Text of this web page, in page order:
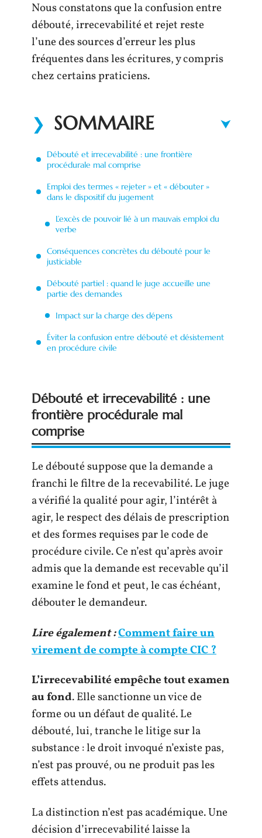
Nous constatons que la confusion entre
débouté, irrecevabilité et rejet reste
l’une des sources d’erreur les plus
fréquentes dans les écritures, y compris
chez certains praticiens.
SOMMAIRE
Débouté et irrecevabilité : une frontière
procédurale mal comprise
Emploi des termes « rejeter » et « débouter »
dans le dispositif du jugement
L’excès de pouvoir lié à un mauvais emploi du
verbe
Conséquences concrètes du débouté pour le
justiciable
Débouté partiel : quand le juge accueille une
partie des demandes
Impact sur la charge des dépens
Éviter la confusion entre débouté et désistement
en procédure civile
Débouté et irrecevabilité : une
frontière procédurale mal
comprise
Le débouté suppose que la demande a
franchi le filtre de la recevabilité. Le juge
a vérifié la qualité pour agir, l’intérêt à
agir, le respect des délais de prescription
et des formes requises par le code de
procédure civile. Ce n’est qu’après avoir
admis que la demande est recevable qu’il
examine le fond et peut, le cas échéant,
débouter le demandeur.
Lire également :Comment faire un
virement de compte à compte CIC ?
L’irrecevabilité empêche tout examen
au fond. Elle sanctionne un vice de
forme ou un défaut de qualité. Le
débouté, lui, tranche le litige sur la
substance : le droit invoqué n’existe pas,
n’est pas prouvé, ou ne produit pas les
effets attendus.
La distinction n’est pas académique. Une
décision d’irrecevabilité laisse la